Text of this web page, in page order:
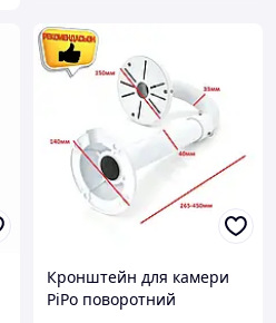
Кронштейн для камери
PiPo поворотний